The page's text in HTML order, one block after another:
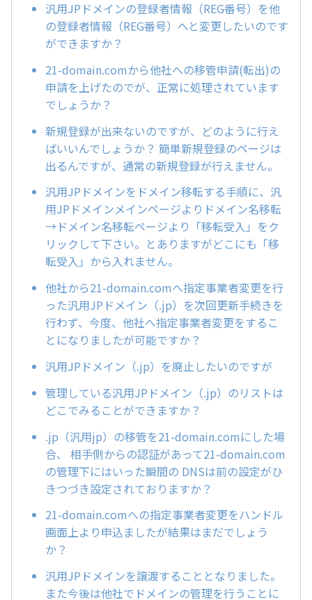
汎用JPドメインの登録者情報（REG番号）を他
の登録者情報（REG番号）へと変更したいのです
ができますか？
21-domain.comから他社への移管申請(転出)の
申請を上げたのでが、正常に処理されています
でしょうか？
新規登録が出来ないのですが、どのように行え
ばいいんでしょうか？ 簡単新規登録のページは
出るんですが、通常の新規登録が行えません。
汎用JPドメインをドメイン移転する手順に、汎
用JPドメインメインページよりドメイン名移転
→ドメイン名移転ページより「移転受入」をク
リックして下さい。とありますがどこにも「移
転受入」から入れません。
他社から21-domain.comへ指定事業者変更を行
った汎用JPドメイン（.jp）を次回更新手続きを
行わず、今度、他社へ指定事業者変更をするこ
とになりましたが可能ですか？
汎用JPドメイン（.jp）を廃止したいのですが
管理している汎用JPドメイン（.jp）のリストは
どこでみることができますか？
.jp（汎用jp）の移管を21-domain.comにした場
合、 相手側からの認証があって21-domain.com
の管理下にはいった瞬間の DNSは前の設定がひ
きつづき設定されておりますか？
21-domain.comへの指定事業者変更をハンドル
画面上より申込ましたが結果はまだでしょう
か？
汎用JPドメインを譲渡することとなりました。
また今後は他社でドメインの管理を行うことに